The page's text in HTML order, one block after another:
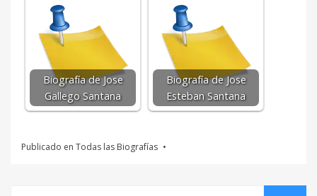
Biografía de Jose
Gallego Santana
Biografía de Jose
Esteban Santana
Publicado en Todas las Biografías